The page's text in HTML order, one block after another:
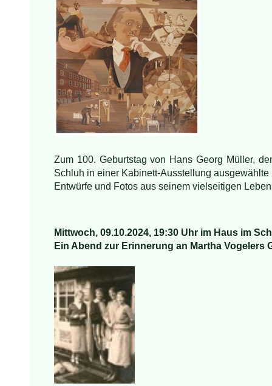
Zum 100. Geburtstag von Hans Georg Müller,
Schluh in einer Kabinett-Ausstellung
Entwürfe und Fotos aus seinem vielseitigen
Mittwoch, 09.10.2024, 19:30 Uhr im Haus im
Ein Abend zur Erinnerung an Martha Vogelers